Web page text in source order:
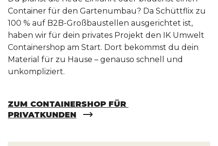
Container für den Gartenumbau? Da Schüttflix zu
100 % auf B2B-Großbaustellen ausgerichtet ist,
haben wir für dein privates Projekt den IK Umwelt
Containershop am Start. Dort bekommst du dein
Material für zu Hause – genauso schnell und
unkompliziert.
ZUM CONTAINERSHOP FÜR
PRIVATKUNDEN